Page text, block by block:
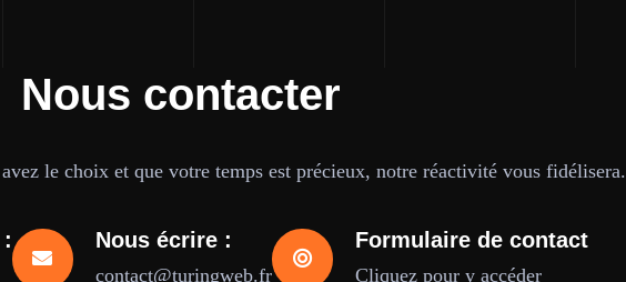
Nous contacter
le choix et que votre temps est précieux, notre réactivité vous fidélisera.
Nous écrire :
contact@turingweb.fr
Formulaire de contact
Cliquez pour y accéder